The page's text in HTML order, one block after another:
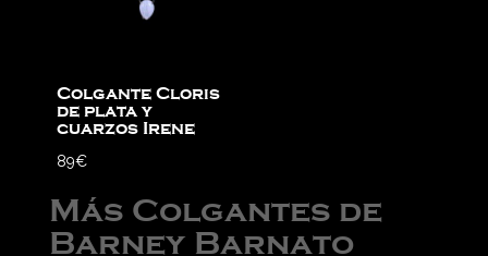
Colgante Cloris
de plata y
cuarzos Irene
89€
Más Colgantes de
Barney Barnato